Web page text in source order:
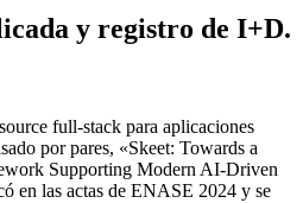
y registro de I+D.
full-stack para aplicaciones
por pares, «Skeet: Towards a
Supporting Modern AI-Driven
en las actas de ENASE 2024 y se